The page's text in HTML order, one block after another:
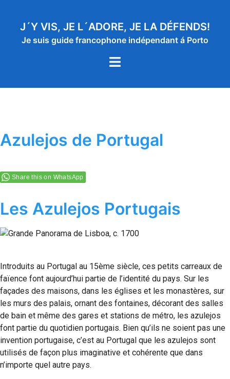
contenuJ´Y VIS, JE L´ADORE, JE LA DÉFENDS!
Je suis guide francophone indépendant á Porto
Ouvrir/fermer
Azulejos de Portugal
Share this on WhatsApp
Les Azulejos Portugais
Introduits au Portugal au 15ème siècle, ces petits carreaux de
faïence font aujourd’hui partie de l’identité du pays. Sur les
façades des maisons, dans les églises et les monastères, sur
les murs des palais, ornant des fontaines, décorant des salles
de bain et même des gares et stations de métro, les azulejos
font partie du quotidien portugais. Bien qu’ils ne soient pas une
invention portugaise, c’est au Portugal que les azulejos sont
utilisés de façon plus imaginative et cohérente que dans
n’importe quel autre pays.